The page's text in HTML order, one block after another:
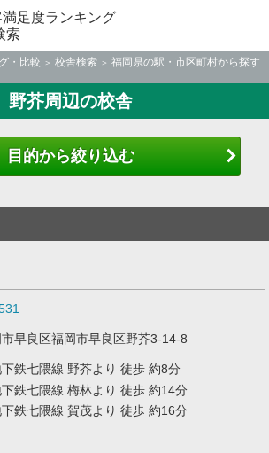
足度ランキング
索
・比較 校舎検索
福岡県の駅・市区町村から探す
野芥周辺の校舎
目的から絞り込む
早良区福岡市早良区野芥3-14-8
鉄七隈線 野芥より 徒歩 約8分
鉄七隈線 梅林より 徒歩 約14分
鉄七隈線 賀茂より 徒歩 約16分